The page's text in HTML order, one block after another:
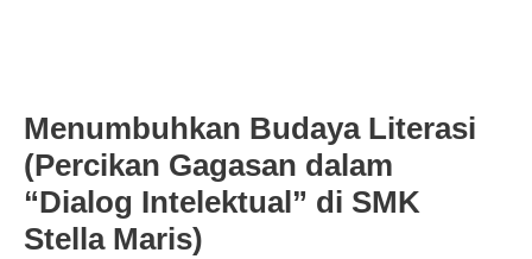
Menumbuhkan Budaya Literasi
(Percikan Gagasan dalam
“Dialog Intelektual” di SMK
Stella Maris)